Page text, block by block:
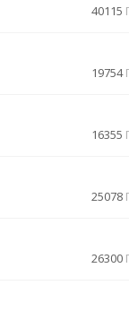
40115
19754
16355
25078
26300